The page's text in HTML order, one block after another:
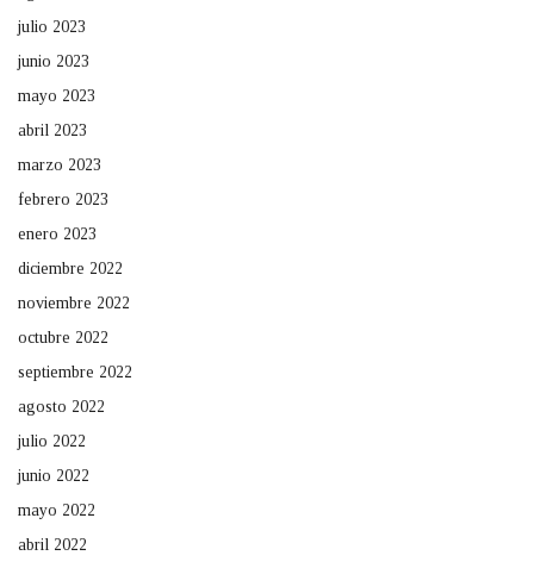
julio 2023
junio 2023
mayo 2023
abril 2023
marzo 2023
febrero 2023
enero 2023
diciembre 2022
noviembre 2022
octubre 2022
septiembre 2022
agosto 2022
julio 2022
junio 2022
mayo 2022
abril 2022